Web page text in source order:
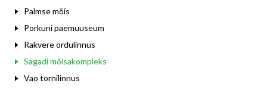
Palmse mõis
Porkuni paemuuseum
Rakvere ordulinnus
Sagadi mõisakompleks
Vao tornilinnus